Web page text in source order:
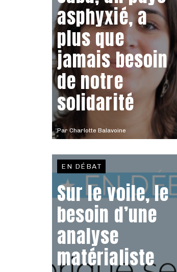
Par Charlotte Balavoine
asphyxié, a
plus que
jamais besoin
de notre
solidarité
EN DÉBAT
Sur le voile, le
besoin d’une
analyse
matérialiste